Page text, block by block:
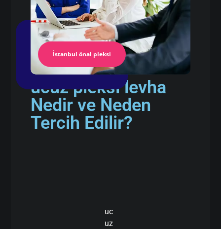
İstanbul önal pleksi
ucuz pleksi levha
Nedir ve Neden
Tercih Edilir?
uc
uz